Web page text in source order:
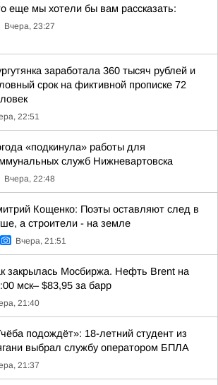
еще мы хотели бы вам рассказать:
Вчера, 23:27
заработала 360 тысяч рублей и
срок на фиктивной прописке 72
22:51
«подкинула» работы для
служб Нижневартовска
Вчера, 22:48
Кощенко: Поэты оставляют след в
а строители - на земле
Вчера, 21:51
закрылась Мосбиржа. Нефть Brent на
мск– $83,95 за барр
21:40
подождёт»: 18-летний студент из
выбрал службу оператором БПЛА
21:37